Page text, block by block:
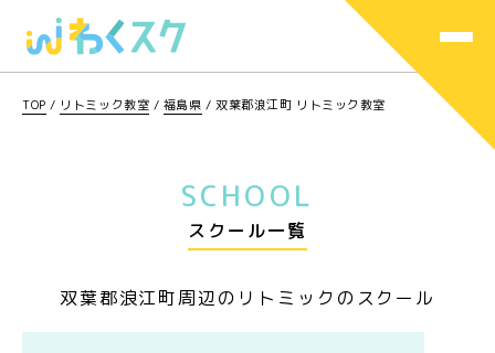
TOP / リトミック教室 / 福島県 /双葉郡浪江町 リトミック教室
SCHOOL
スクール一覧
双葉郡浪江町周辺のリトミックのスクール